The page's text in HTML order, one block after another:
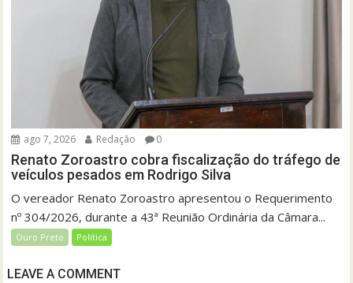
ago 7, 2026 Redação 0
Renato Zoroastro cobra fiscalização do tráfego de
veículos pesados em Rodrigo Silva
O vereador Renato Zoroastro apresentou o Requerimento
nº 304/2026, durante a 43ª Reunião Ordinária da Câmara...
Ouro Preto Política
LEAVE A COMMENT